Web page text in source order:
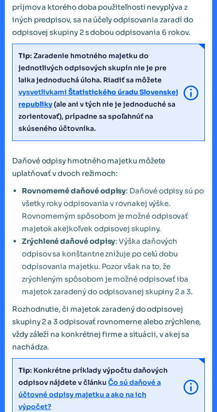
príjmov a ktorého doba použiteľnosti nevyplýva z
iných predpisov, sa na účely odpisovania zaradí do
odpisovej skupiny 2 s dobou odpisovania 6 rokov.
Tip: Zaradenie hmotného majetku do
jednotlivých odpisových skupín nie je pre
laika jednoduchá úloha. Riadiť sa môžete
vysvetlivkami Štatistického úradu Slovenskej
republiky(ale ani v tých nie je jednoduché sa
zorientovať), prípadne sa spoľahnúť na
skúseného účtovníka.
Daňové odpisy hmotného majetku môžete
uplatňovať v dvoch režimoch:
Rovnomerné daňové odpisy: Daňové odpisy sú po
všetky roky odpisovania v rovnakej výške.
Rovnomerným spôsobom je možné odpisovať
majetok akejkoľvek odpisovej skupiny.
Zrýchlené daňové odpisy: Výška daňových
odpisov sa konštantne znižuje po celú dobu
odpisovania majetku. Pozor však na to, že
zrýchleným spôsobom je možné odpisovať iba
majetok zaradený do odpisovanej skupiny 2 a 3.
Rozhodnutie, či majetok zaradený do odpisovej
skupiny 2 a 3 odpisovať rovnomerne alebo zrýchlene,
vždy záleží na konkrétnej firme a situácii, v akej sa
nachádza.
Tip: Konkrétne príklady výpočtu daňových
odpisov nájdete v článku Čo sú daňové a
účtovné odpisy majetku a ako na ich
výpočet?